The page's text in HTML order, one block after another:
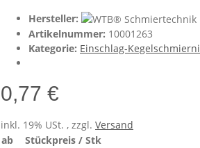
Hersteller:
Artikelnummer: 10001263
Kategorie: Einschlag-
0,77 €
inkl. 19% USt. , zzgl. Versand
ab
Stückpreis / Stk